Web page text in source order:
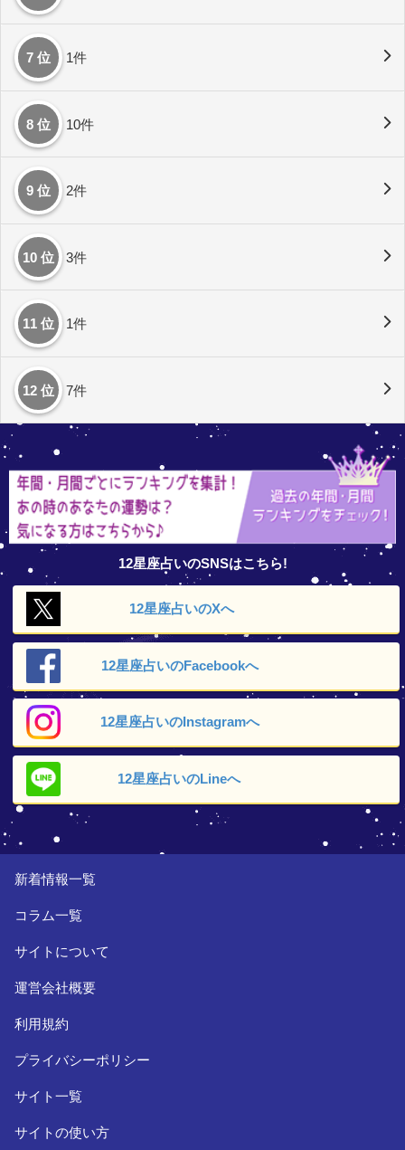
7 位 1件
8 位 10件
9 位 2件
10 位 3件
11 位 1件
12 位 7件
12星座占いのSNSはこちら!
12星座占いのXへ
12星座占いのFacebookへ
12星座占いのInstagramへ
12星座占いのLineへ
新着情報一覧
コラム一覧
サイトについて
運営会社概要
利用規約
プライバシーポリシー
サイト一覧
サイトの使い方